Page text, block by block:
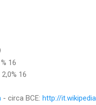
16
2,0% 16
- circa BCE: http://